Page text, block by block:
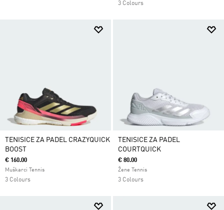
3 Colours
TENISICE ZA PADEL CRAZYQUICK
BOOST
€ 160.00
Muškarci Tennis
3 Colours
TENISICE ZA PADEL
COURTQUICK
€ 80.00
Žene Tennis
3 Colours